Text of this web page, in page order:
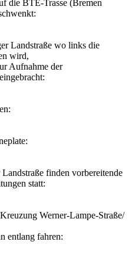
die BTE-Trasse (Bremen
Landstraße wo links die
wird,
Aufnahme der
finden vorbereitende
statt:
Werner-Lampe-Straße/
entlang fahren: